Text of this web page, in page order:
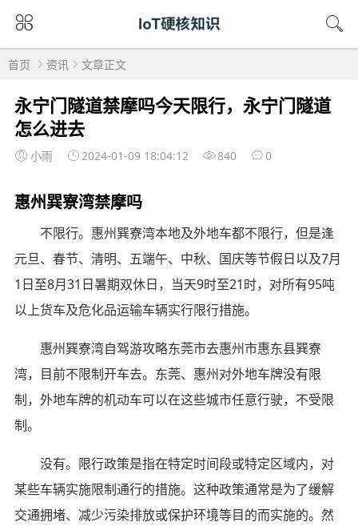
首页 资讯 文章正文
永宁门隧道禁摩吗今天限行，永宁门隧道
怎么进去
小雨 2024-01-09 18:04:12 840 0
惠州巽寮湾禁摩吗
不限行。惠州巽寮湾本地及外地车都不限行，但是逢
元旦、春节、清明、五端午、中秋、国庆等节假日以及7月
1日至8月31日暑期双休日，当天9时至21时，对所有95吨
以上货车及危化品运输车辆实行限行措施。
惠州巽寮湾自驾游攻略东莞市去惠州市惠东县巽寮
湾，目前不限制开车去。东莞、惠州对外地车牌没有限
制，外地车牌的机动车可以在这些城市任意行驶，不受限
制。
没有。限行政策是指在特定时间段或特定区域内，对
某些车辆实施限制通行的措施。这种政策通常是为了缓解
交通拥堵、减少污染排放或保护环境等目的而实施的。然